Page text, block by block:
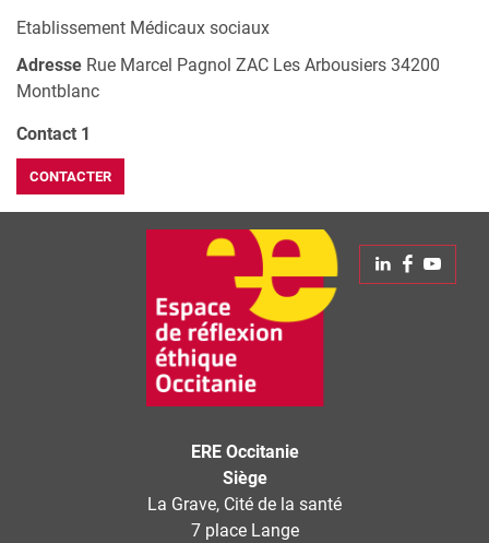
Etablissement Médicaux sociaux
Adresse Rue Marcel Pagnol ZAC Les Arbousiers 34200
Montblanc
Contact 1
CONTACTER
Linkedin
ERE Occitanie
Siège
La Grave, Cité de la santé
7 place Lange